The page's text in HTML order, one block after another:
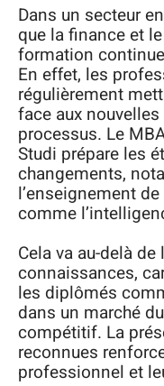
Dans un secteur
que la finance et
formation
En effet, les
régulièrement
face aux
processus. Le
Studi prépare les
changements,
l’enseignement
comme
Cela va au-delà
connaissances,
les diplômés
dans un marché
compétitif. La
reconnues
professionnel et